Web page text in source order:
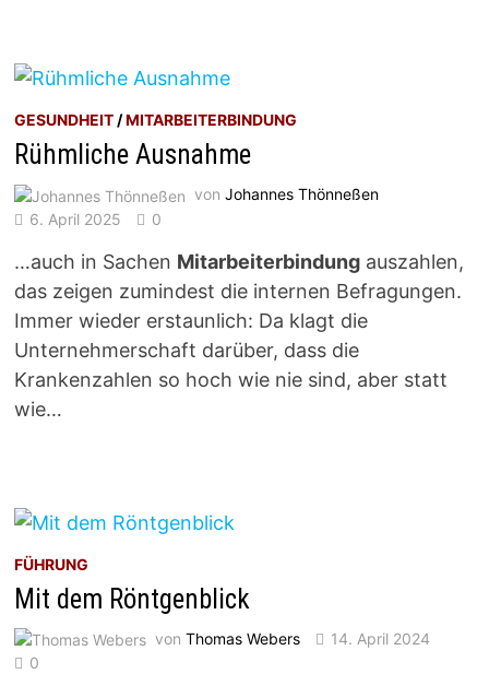
GESUNDHEIT/MITARBEITERBINDUNG
Rühmliche Ausnahme
vonJohannes Thönneßen
6. April 2025
0
…auch in Sachen Mitarbeiterbindung auszahlen,
das zeigen zumindest die internen Befragungen.
Immer wieder erstaunlich: Da klagt die
Unternehmerschaft darüber, dass die
Krankenzahlen so hoch wie nie sind, aber statt
wie…
FÜHRUNG
Mit dem Röntgenblick
vonThomas Webers
14. April 2024
0